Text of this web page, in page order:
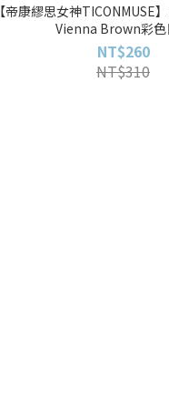
【帝康繆思女神TICONMUSE
Vienna Brown彩色
NT$260
NT$310